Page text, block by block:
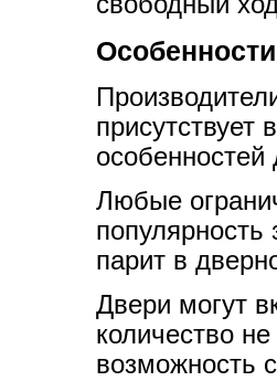
особенностей
Любые
популярность
парит в
Двери могут
количество
возможность